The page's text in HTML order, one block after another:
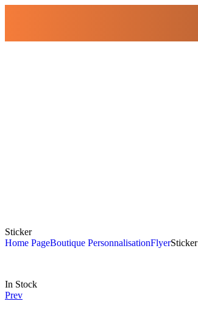
Sticker
Home PageBoutique PersonnalisationFlyerSticker
In Stock
Prev